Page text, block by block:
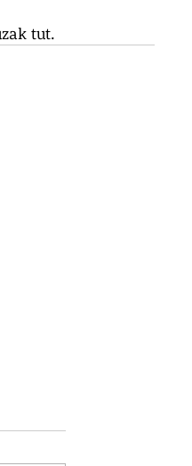
tut.
Dünyada saniyede yaklaşık 4